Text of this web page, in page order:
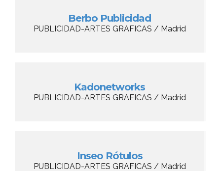
Berbo Publicidad
PUBLICIDAD-ARTES GRAFICAS / Madrid
Kadonetworks
PUBLICIDAD-ARTES GRAFICAS / Madrid
Inseo Rótulos
PUBLICIDAD-ARTES GRAFICAS / Madrid